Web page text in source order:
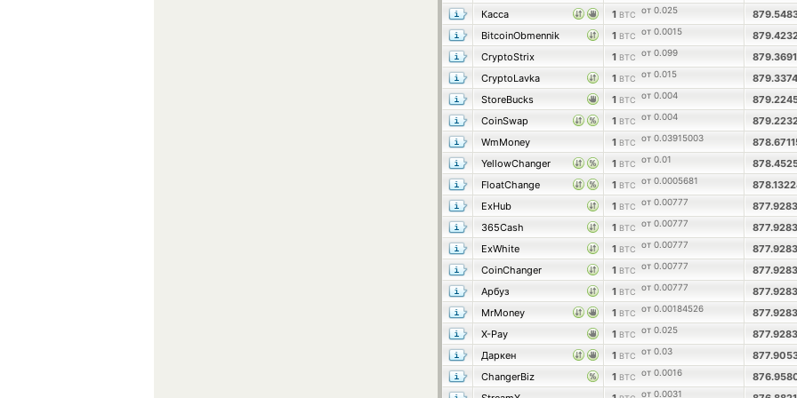
Касса 1 BTC от 0.025
BitcoinObmennik
1 BTC от 0.0015
CryptoStrix
1 BTC от 0.099
CryptoLavka
1 BTC от 0.015
StoreBucks
1 BTC от 0.004
CoinSwap
1 BTC от 0.004
WmMoney
1 BTC от 0.03915003
YellowChanger
1 BTC от 0.01
FloatChange
1 BTC от 0.0005681
ExHub
1 BTC от 0.00777
365Cash
1 BTC от 0.00777
ExWhite
1 BTC от 0.00777
CoinChanger
1 BTC от 0.00777
Арбуз
1 BTC от 0.00777
MrMoney
1 BTC от 0.00184526
X-Pay
1 BTC от 0.025
Даркен
1 BTC от 0.03
ChangerBiz
1 BTC от 0.0016
от 0.0031